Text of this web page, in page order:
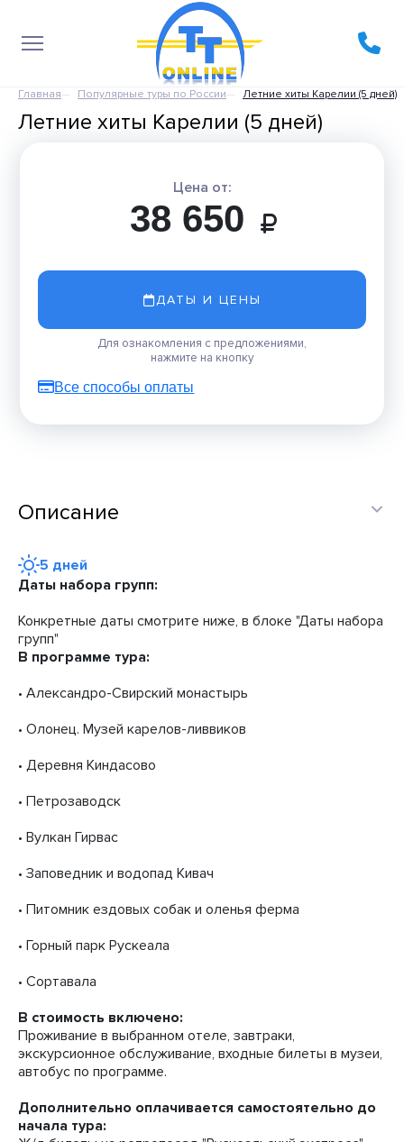
Главная Популярные туры по России Летние хиты Карелии (5 дней)
Летние хиты Карелии (5 дней)
Цена от:
38 650
ДАТЫ И ЦЕНЫ
Для ознакомления с предложениями,
нажмите на кнопку
Все способы оплаты
Описание
5 дней
Даты набора групп:
Конкретные даты смотрите ниже, в блоке "Даты набора
групп"
В программе тура:
• Александро-Свирский монастырь
• Олонец. Музей карелов-ливвиков
• Деревня Киндасово
• Петрозаводск
• Вулкан Гирвас
• Заповедник и водопад Кивач
• Питомник ездовых собак и оленья ферма
• Горный парк Рускеала
• Сортавала
В стоимость включено:
Проживание в выбранном отеле, завтраки,
экскурсионное обслуживание, входные билеты в музеи,
автобус по программе.
Дополнительно оплачивается самостоятельно до
начала тура: